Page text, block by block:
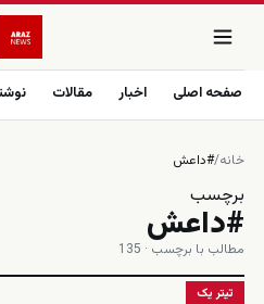
صفحه اصلی اخبار مقالات
خانه/#داعش
برچسب
#داعش
مطالب با برچسب · 135
تیتر یک